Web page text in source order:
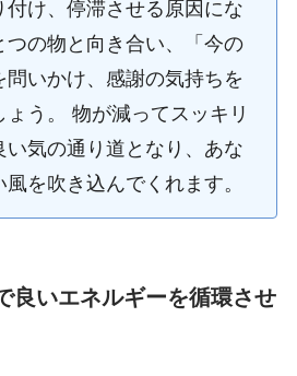
付け、停滞させる原因にな
つの物と向き合い、「今の
問いかけ、感謝の気持ちを
う。 物が減ってスッキリ
い気の通り道となり、あな
を吹き込んでくれます。
良いエネルギーを循環させ